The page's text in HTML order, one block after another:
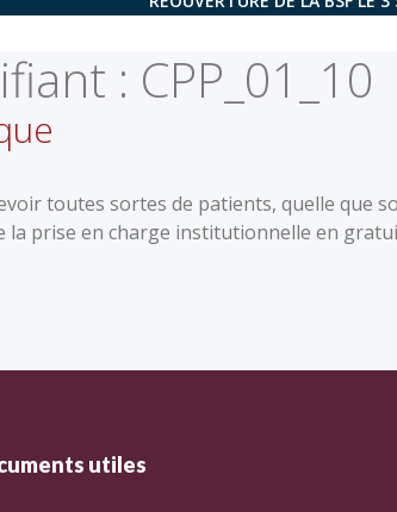
: CPP_01_10
toutes sortes de patients, quelle que
la prise en charge institutionnelle en
utiles